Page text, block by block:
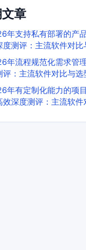
章
年支持私有部署的产
度测评：主流软件对比
年流程规范化需求管
评：主流软件对比与选
年有定制化能力的项
效深度测评：主流软